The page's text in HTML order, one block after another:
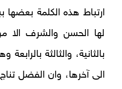
ارتباط هذه الكلمة
لها الحسن والشرف الا
بالثانية، والثالثة
الى آخرها، وان الفضل